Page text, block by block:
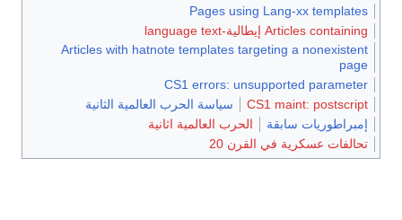
Pages using Lang-xx templates
Articles containing إيطالية-language text
Articles with hatnote templates targeting a nonexistent
page
CS1 errors: unsupported parameter
CS1 maint: postscript
سياسة الحرب العالمية الثانية
إمبراطوريات سابقة
الحرب العالمية اثانية
تحالفات عسكرية في القرن 20